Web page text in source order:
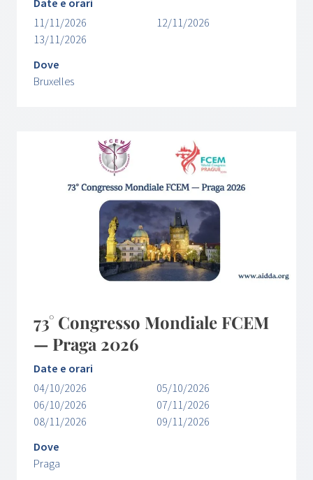
Date e orari
11/11/2026
12/11/2026
13/11/2026
Dove
Bruxelles
73° Congresso Mondiale FCEM
— Praga 2026
Date e orari
04/10/2026
05/10/2026
06/10/2026
07/11/2026
08/11/2026
09/11/2026
Dove
Praga